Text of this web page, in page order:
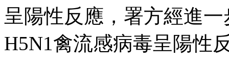
呈陽性反應，署方經進
H5N1禽流感病毒呈陽性